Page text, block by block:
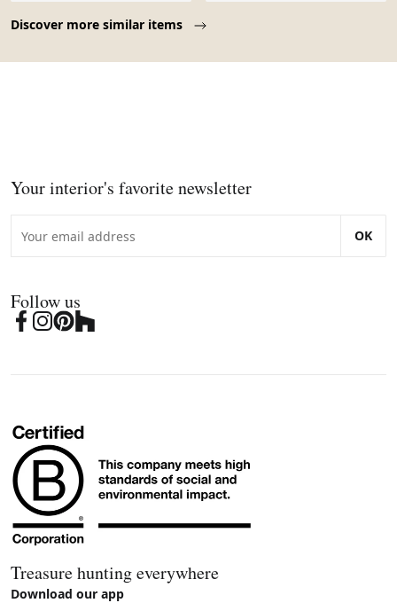
Discover more similar items
Your interior's favorite newsletter
OK
Follow us
Treasure hunting everywhere
Download our app